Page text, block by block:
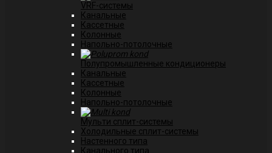
VRF-системы
Канальные
Касcетные
Колонные
Напольно-потолочные
Полупромышленные кондиционеры
Канальные
Кассетные
Колонные
Напольно-потолочные
Мульти сплит-системы
Холодильные сплит-системы
Настенного типа
Канального типа